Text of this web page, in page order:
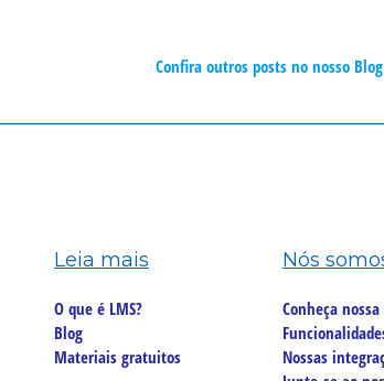
Confira outros posts no nosso Blog
Leia mais
O que é LMS?
Blog
Materiais gratuitos
Nós
Conheça
Nossas